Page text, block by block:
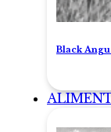
Black